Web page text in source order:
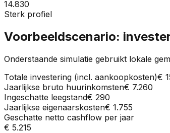
14.830
Sterk profiel
Voorbeeldscenario:
Onderstaande simulatie gebruikt lokale
Totale investering (incl. aankoopkosten)€
Jaarlijkse bruto huurinkomsten€ 7.260
Ingeschatte leegstand€ 290
Jaarlijkse eigenaarskosten€ 1.755
Geschatte netto cashflow per jaar
€ 5.215